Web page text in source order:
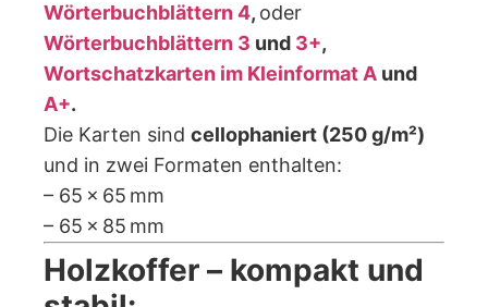
Wörterbuchblättern 4, oder
Wörterbuchblättern 3 und 3+,
Wortschatzkarten im Kleinformat A und
A+.
Die Karten sind cellophaniert (250 g/m²)
und in zwei Formaten enthalten:
– 65 × 65 mm
– 65 × 85 mm
Holzkoffer – kompakt und